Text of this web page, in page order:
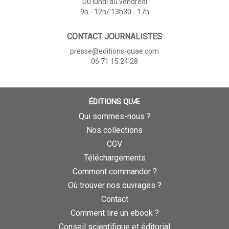
9h - 12h/ 13h30 - 17h
CONTACT JOURNALISTES
presse@editions-quae.com
06 71 15 24 28
ÉDITIONS QUÆ
Qui sommes-nous ?
Nos collections
CGV
Téléchargements
Comment commander ?
Où trouver nos ouvrages ?
Contact
Comment lire un ebook ?
Conseil scientifique et éditorial